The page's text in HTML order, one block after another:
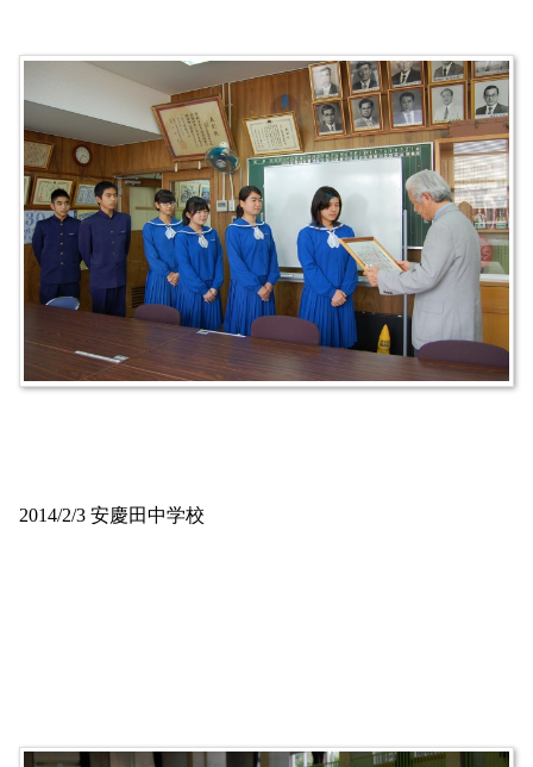
2014/2/3 安慶田中学校